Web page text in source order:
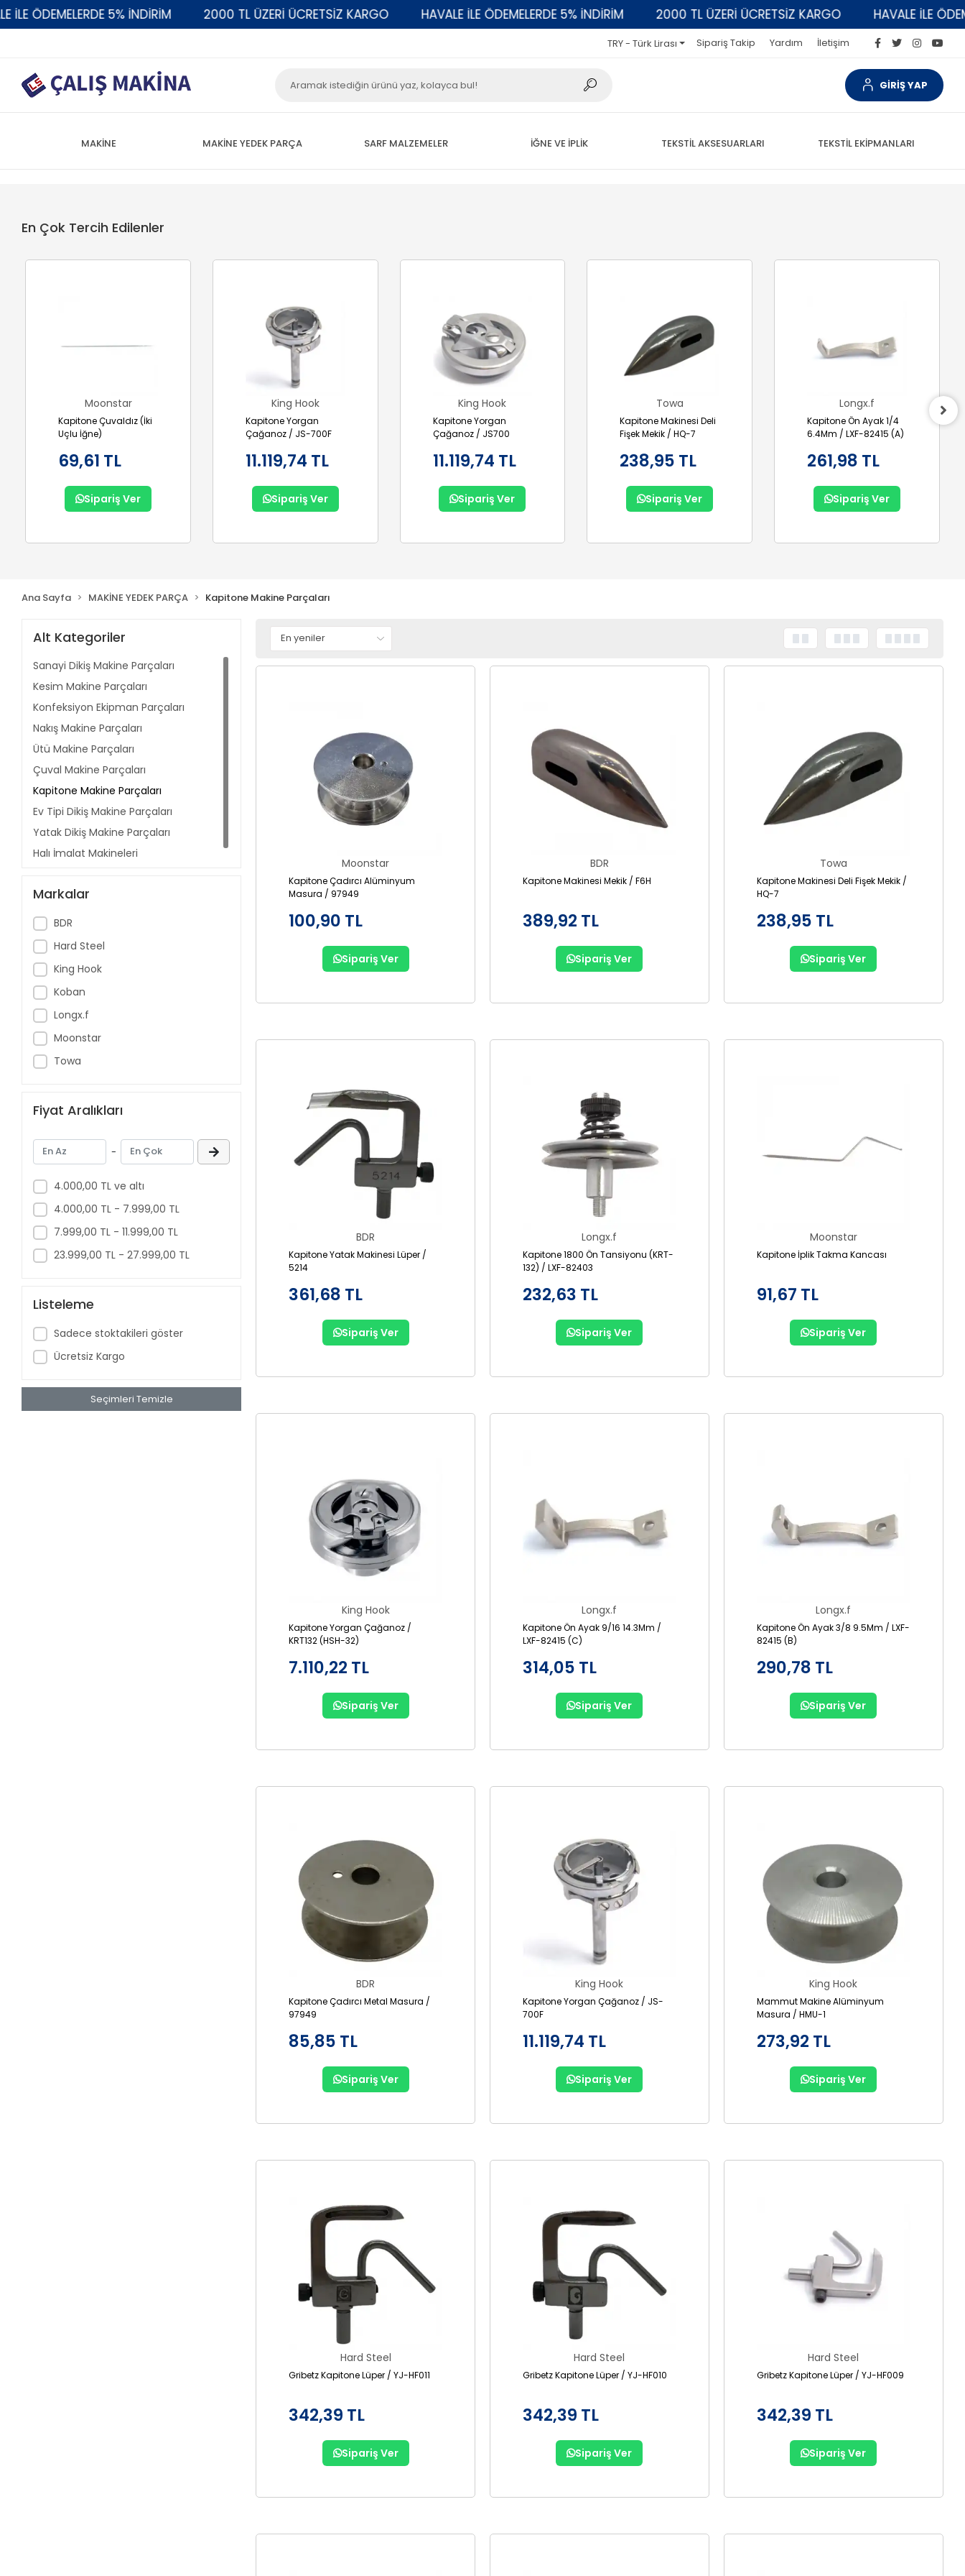
5% İNDİRİM 2000 TL ÜZERİ ÜCRETSİZ KARGO HAVALE İLE ÖDEMELERDE 5% İNDİRİM 2000 TL ÜZERİ ÜCRETSİZ KARGO HAVALE İLE ÖDEMELERDE
TRY - Türk Lirası Sipariş Takip Yardım İletişim
GİRİŞ YAP
MAKİNE MAKİNE YEDEK PARÇA SARF MALZEMELER İĞNE VE İPLİK TEKSTİL AKSESUARLARI TEKSTİL EKİPMANLARI
En Çok Tercih Edilenler
Moonstar
Kapitone Çuvaldız (İki
Uçlu İğne)
69,61 TL
Sipariş Ver
King Hook
Kapitone Yorgan
Çağanoz / JS-700F
11.119,74 TL
Sipariş Ver
King Hook
Kapitone Yorgan
Çağanoz / JS700
11.119,74 TL
Sipariş Ver
Towa
Kapitone Makinesi Deli
Fişek Mekik / HQ-7
238,95 TL
Sipariş Ver
Longx.f
Kapitone Ön Ayak 1/4
6.4Mm / LXF-82415 (A)
261,98 TL
Sipariş Ver
Ana Sayfa MAKİNE YEDEK PARÇA Kapitone Makine Parçaları
Alt Kategoriler
Sanayi Dikiş Makine Parçaları
Kesim Makine Parçaları
Konfeksiyon Ekipman Parçaları
Nakış Makine Parçaları
Ütü Makine Parçaları
Çuval Makine Parçaları
Kapitone Makine Parçaları
Ev Tipi Dikiş Makine Parçaları
Yatak Dikiş Makine Parçaları
Halı İmalat Makineleri
Markalar
BDR
Hard Steel
King Hook
Koban
Longx.f
Moonstar
Towa
Fiyat Aralıkları
-
4.000,00 TL ve altı
4.000,00 TL - 7.999,00 TL
7.999,00 TL - 11.999,00 TL
23.999,00 TL - 27.999,00 TL
Listeleme
Sadece stoktakileri göster
Ücretsiz Kargo
Seçimleri Temizle
Moonstar
Kapitone Çadırcı Alüminyum
Masura / 97949
100,90 TL
Sipariş Ver
BDR
Kapitone Makinesi Mekik / F6H
389,92 TL
Sipariş Ver
Towa
Kapitone Makinesi Deli Fişek Mekik /
HQ-7
238,95 TL
Sipariş Ver
BDR
Kapitone Yatak Makinesi Lüper /
5214
361,68 TL
Sipariş Ver
Longx.f
Kapitone 1800 Ön Tansiyonu (KRT-
132) / LXF-82403
232,63 TL
Sipariş Ver
Moonstar
Kapitone İplik Takma Kancası
91,67 TL
Sipariş Ver
King Hook
Kapitone Yorgan Çağanoz /
KRT132 (HSH-32)
7.110,22 TL
Sipariş Ver
Longx.f
Kapitone Ön Ayak 9/16 14.3Mm /
LXF-82415 (C)
314,05 TL
Sipariş Ver
Longx.f
Kapitone Ön Ayak 3/8 9.5Mm / LXF-
82415 (B)
290,78 TL
Sipariş Ver
BDR
Kapitone Çadırcı Metal Masura /
97949
85,85 TL
Sipariş Ver
King Hook
Kapitone Yorgan Çağanoz / JS-
700F
11.119,74 TL
Sipariş Ver
King Hook
Mammut Makine Alüminyum
Masura / HMU-1
273,92 TL
Sipariş Ver
Hard Steel
Gribetz Kapitone Lüper / YJ-HF011
342,39 TL
Sipariş Ver
Hard Steel
Gribetz Kapitone Lüper / YJ-HF010
342,39 TL
Sipariş Ver
Hard Steel
Gribetz Kapitone Lüper / YJ-HF009
342,39 TL
Sipariş Ver